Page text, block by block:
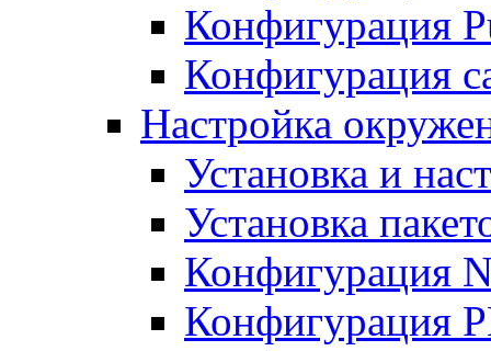
Конфигурация
Конфигурация
Настройка
Установка и
Установка
Конфигурация
Конфигурация